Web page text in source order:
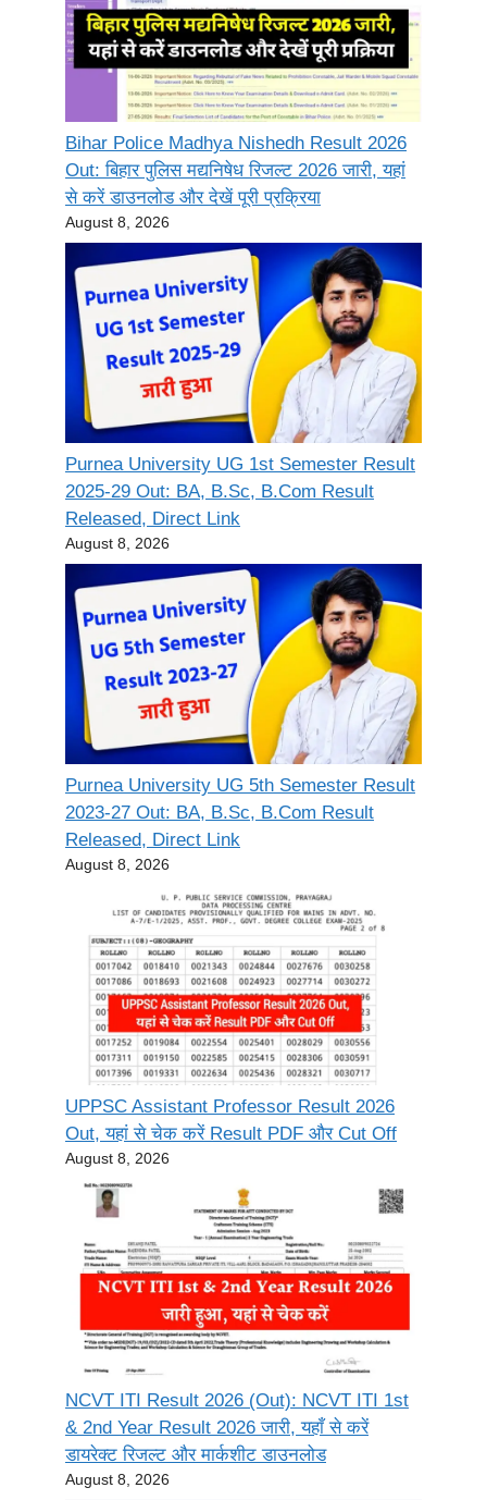
Bihar Police Madhya Nishedh Result 2026
Out: बिहार पुलिस मद्यनिषेध रिजल्ट 2026 जारी, यहां
से करें डाउनलोड और देखें पूरी प्रक्रिया
August 8, 2026
Purnea University UG 1st Semester Result
2025-29 Out: BA, B.Sc, B.Com Result
Released, Direct Link
August 8, 2026
Purnea University UG 5th Semester Result
2023-27 Out: BA, B.Sc, B.Com Result
Released, Direct Link
August 8, 2026
UPPSC Assistant Professor Result 2026
Out, यहां से चेक करें Result PDF और Cut Off
August 8, 2026
NCVT ITI Result 2026 (Out): NCVT ITI 1st
& 2nd Year Result 2026 जारी, यहाँ से करें
डायरेक्ट रिजल्ट और मार्कशीट डाउनलोड
August 8, 2026